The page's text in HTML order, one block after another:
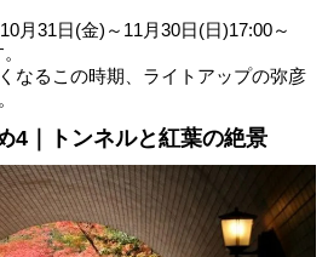
月31日(金)～11月30日(日)17:00～
なるこの時期、ライトアップの弥彦
4｜トンネルと紅葉の絶景